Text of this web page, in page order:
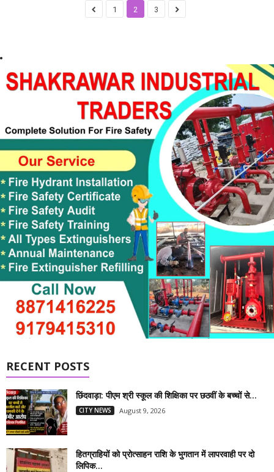
1 2 3
RECENT POSTS
छिंदवाड़ा: पीएम श्री स्कूल की शिक्षिका पर छठवीं के बच्चों से...
CITY NEWS August 9, 2026
हितग्राहियों को प्रोत्साहन राशि के भुगतान में लापरवाही पर दो
लिपिक...